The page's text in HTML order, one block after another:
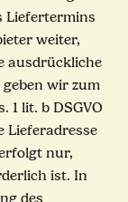
Liefertermins
weiter,
ausdrückliche
wir zum
1 lit. b DSGVO
Lieferadresse
nur,
ist. In
des